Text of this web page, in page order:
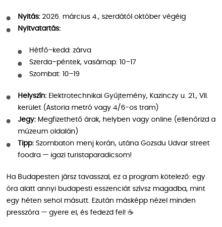
Nyitás: 2026. március 4., szerdától október végéig
Nyitvatartás:
Hétfő–kedd: zárva
Szerda–péntek, vasárnap: 10–17
Szombat: 10–19
Helyszín: Elektrotechnikai Gyűjtemény, Kazinczy u. 21., VII.
kerület (Astoria metró vagy 4/6-os tram)
Jegy: Megfizethető árak, helyben vagy online (ellenőrizd a
múzeum oldalán)
Tipp: Szombaton menj korán, utána Gozsdu Udvar street
foodra — igazi turistaparadicsom!
Ha Budapesten jársz tavasszal, ez a program kötelező: egy
óra alatt annyi budapesti esszenciát szívsz magadba, mint
egy héten sehol másutt. Ezután másképp nézel minden
presszóra — gyere el, és fedezd fel! ☕